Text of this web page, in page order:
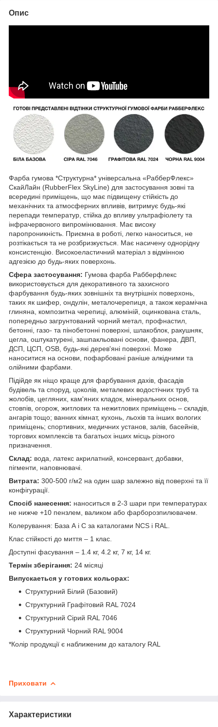
Опис
Фарба гумова *Структурна* універсальна «РабберФлекс»
СкайЛайн (RubberFlex SkyLine) для застосування зовні та
всередині приміщень, що має підвищену стійкість до
механічних та атмосферних впливів, витримує будь-які
перепади температур, стійка до впливу ультрафіолету та
інфрачервоного випромінювання. Має високу
паропроникність. Приємна в роботі, легко наноситься, не
розтікається та не розбризкується. Має насичену однорідну
консистенцію. Високоеластичний матеріал з відмінною
адгезією до будь-яких поверхонь.
Сфера застосування: Гумова фарба Рабберфлекс
використовується для декоративного та захисного
фарбування будь-яких зовнішніх та внутрішніх поверхонь,
таких як шифер, ондулін, металочерепиця, а також керамічна
глиняна, композитна черепиці, алюміній, оцинкована сталь,
попередньо загрунтований чорний метал, профнастил,
бетонні, газо- та пінобетонні поверхні, шлакоблок, ракушняк,
цегла, оштукатурені, зашпакльовані основи, фанера, ДВП,
ДСП, ЦСП, OSB, будь-які дерев'яні поверхні. Може
наноситися на основи, пофарбовані раніше алкідними та
олійними фарбами.
Підійде як ніщо краще для фарбування дахів, фасадів
будівель та споруд, цоколів, металевих водостічних труб та
жолобів, цегляних, кам'яних кладок, мінеральних основ,
стовпів, огорож, житлових та нежитлових приміщень – складів,
ангарів тощо; ванних кімнат, кухонь, льохів та інших вологих
приміщень; спортивних, медичних установ, залів, басейнів,
торгових комплексів та багатьох інших місць різного
призначення.
Склад: вода, латекс акрилатний, консервант, добавки,
пігменти, наповнювачі.
Витрата: 300-500 г/м2 на один шар залежно від поверхні та її
конфігурації.
Спосіб нанесення: наноситься в 2-3 шари при температурах
не нижче +10 пензлем, валиком або фарборозпилювачем.
Колерування: База А і С за каталогами NCS і RAL.
Клас стійкості до миття – 1 клас.
Доступні фасування – 1.4 кг, 4.2 кг, 7 кг, 14 кг.
Термін зберігання: 24 місяці
Випускаеться у готових кольорах:
Структурний Білий (Базовий)
Структурний Графітовий RAL 7024
Структурний Сірий RAL 7046
Структурний Чорний RAL 9004
*Колір продукції є наближеним до каталогу RAL
Приховати
Характеристики